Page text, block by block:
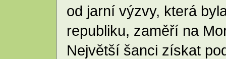
od jarní výzvy, která
republiku, zaměří na
Největší šanci získat